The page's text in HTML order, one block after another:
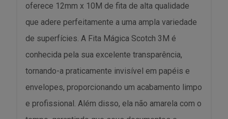
oferece 12mm x 10M de fita de alta qualidade
que adere perfeitamente a uma ampla variedade
de superfícies. A Fita Mágica Scotch 3M é
conhecida pela sua excelente transparência,
tornando-a praticamente invisível em papéis e
envelopes, proporcionando um acabamento limpo
e profissional. Além disso, ela não amarela com o